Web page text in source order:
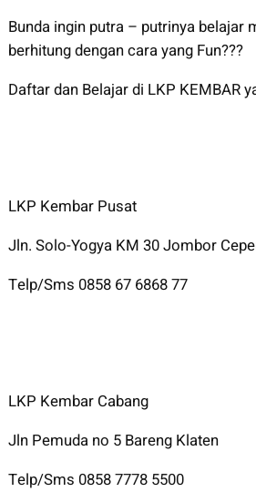
Bunda ingin putra – putrinya belajar
berhitung dengan cara yang Fun???
Daftar dan Belajar di LKP KEMBAR
LKP Kembar Pusat
Jln. Solo-Yogya KM 30 Jombor
Telp/Sms 0858 67 6868 77
LKP Kembar Cabang
Jln Pemuda no 5 Bareng Klaten
Telp/Sms 0858 7778 5500